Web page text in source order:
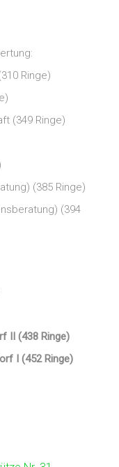
Ringe)
(349 Ringe)
(385 Ringe)
(394
II (438 Ringe)
I (452 Ringe)